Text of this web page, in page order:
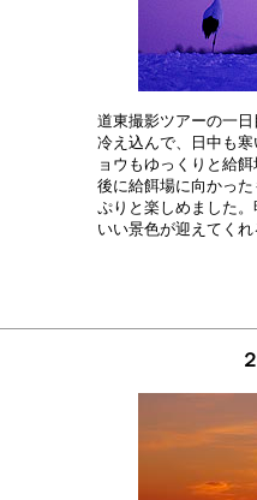
道東撮影ツアーの一
冷え込んで、日中も
ョウもゆっくりと給
後に給餌場に向かっ
ぷりと楽しめました